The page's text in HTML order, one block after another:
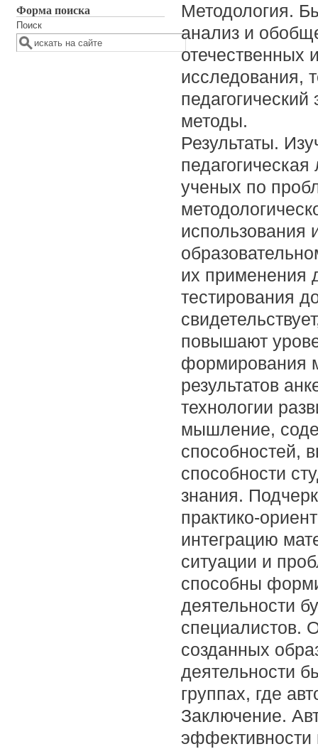
Форма поиска
Поиск
Методология.
анализ и
отечественных
исследования,
методы.
Результаты.
ученых по
использования
их применения
тестирования
повышают
формирования
результатов
технологии
мышление,
способностей,
способности
знания.
практико-
интеграцию
ситуации и
способны
деятельности
специалистов.
созданных
деятельности
группах, где
Заключение.
эффективности